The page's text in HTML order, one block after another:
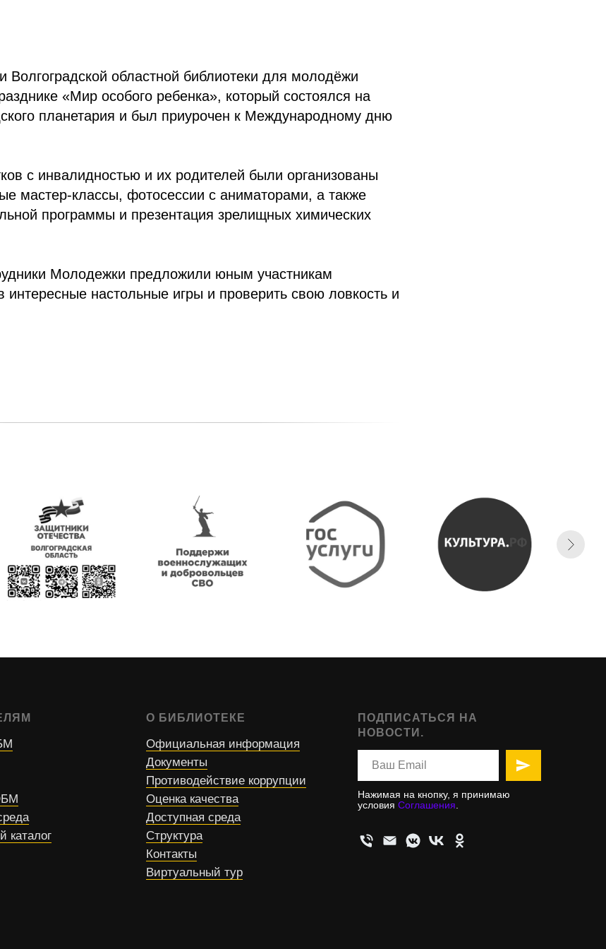
Волгоградской областной библиотеки для молодёжи
«Мир особого ребенка», который состоялся на
планетария и был приурочен к Международному дню
с инвалидностью и их родителей были организованы
мастер-классы, фотосессии с аниматорами, а также
программы и презентация зрелищных химических
Молодежки предложили юным участникам
интересные настольные игры и проверить свою ловкость и
каталог
О БИБЛИОТЕКЕ
Официальная информация
Документы
Противодействие коррупции
Оценка качества
Доступная среда
Структура
Контакты
Виртуальный тур
ПОДПИСАТЬСЯ НА
НОВОСТИ.
Нажимая на кнопку, я принимаю
условия Соглашения.